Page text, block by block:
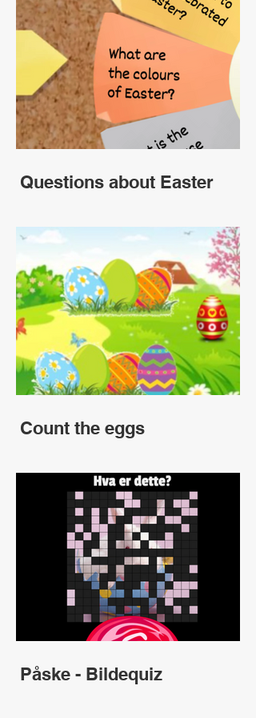
Questions about Easter
Count the eggs
Påske - Bildequiz